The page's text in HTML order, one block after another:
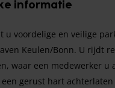
informatie
u voordelige en veilige
Keulen/Bonn. U rijdt
waar een medewerker u
gerust hart